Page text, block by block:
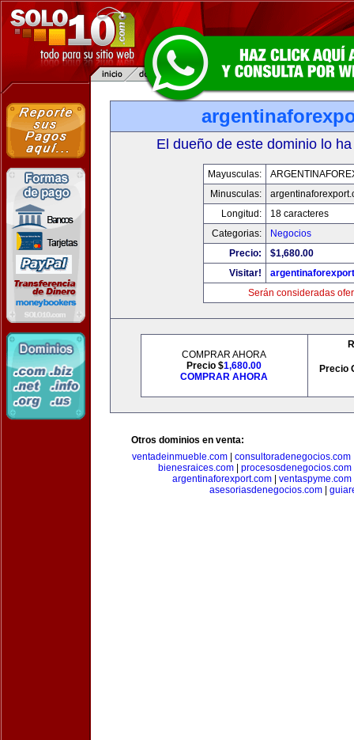
El dueño de este dominio lo
Mayusculas:
Minusculas:
Longitud:
18 caracteres
Categorias:
Negocios
Precio:
$1,680.00
Visitar!
Serán consideradas
COMPRAR AHORA
Precio $1,680.00
COMPRAR AHORA
Precio
Otros dominios en venta:
ventadeinmueble.com| consultoradenegocios.com
bienesraices.com
procesosdenegocios.com
argentinaforexport.com| ventaspyme.com
asesoriasdenegocios.com|